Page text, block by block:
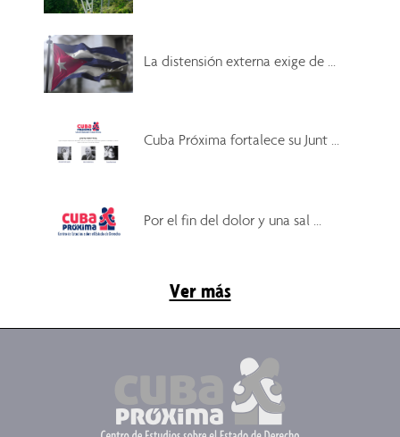
La distensión externa exige de ...
Cuba Próxima fortalece su Junt ...
Por el fin del dolor y una sal ...
Ver más